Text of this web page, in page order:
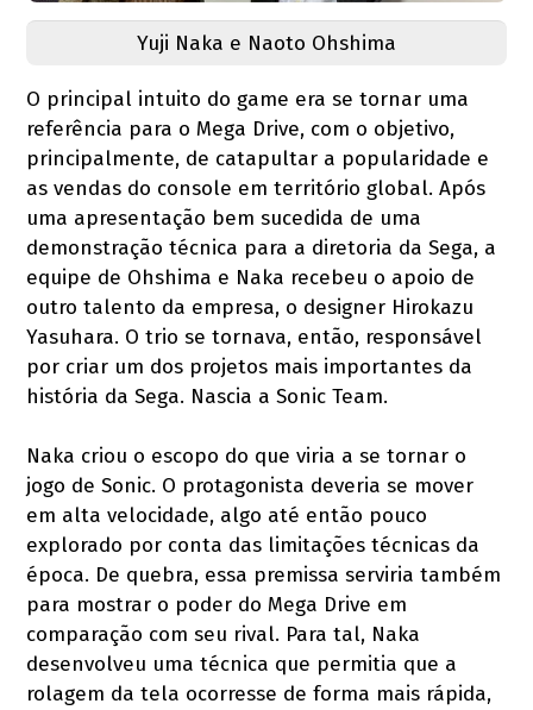
Yuji Naka e Naoto Ohshima
O principal intuito do game era se tornar uma
referência para o Mega Drive, com o objetivo,
principalmente, de catapultar a popularidade e
as vendas do console em território global. Após
uma apresentação bem sucedida de uma
demonstração técnica para a diretoria da Sega, a
equipe de Ohshima e Naka recebeu o apoio de
outro talento da empresa, o designer Hirokazu
Yasuhara. O trio se tornava, então, responsável
por criar um dos projetos mais importantes da
história da Sega. Nascia a Sonic Team.
Naka criou o escopo do que viria a se tornar o
jogo de Sonic. O protagonista deveria se mover
em alta velocidade, algo até então pouco
explorado por conta das limitações técnicas da
época. De quebra, essa premissa serviria também
para mostrar o poder do Mega Drive em
comparação com seu rival. Para tal, Naka
desenvolveu uma técnica que permitia que a
rolagem da tela ocorresse de forma mais rápida,